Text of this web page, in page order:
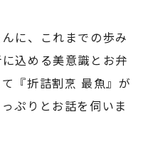
に、これまでの歩み
込める美意識とお弁
『折詰割烹 最魚』が
ぷりとお話を伺いま